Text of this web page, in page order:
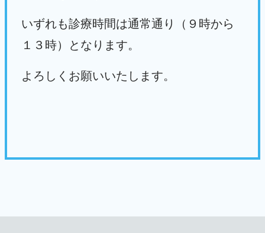
いずれも診療時間は通常通り（９時から
１３時）となります。
よろしくお願いいたします。